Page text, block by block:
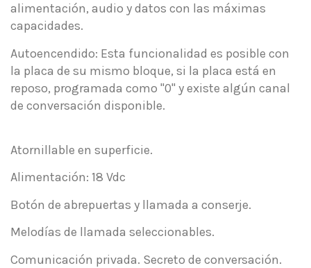
alimentación, audio y datos con las máximas
capacidades.
Autoencendido: Esta funcionalidad es posible con
la placa de su mismo bloque, si la placa está en
reposo, programada como "0" y existe algún canal
de conversación disponible.
Atornillable en superficie.
Alimentación: 18 Vdc
Botón de abrepuertas y llamada a conserje.
Melodías de llamada seleccionables.
Comunicación privada. Secreto de conversación.